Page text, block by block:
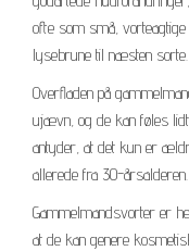
ofte som små,
lysebrune til næsten sorte.
Overfladen på
ujævn, og de kan føles
antyder, at det kun er
allerede fra 30-årsalderen.
Gammelmandsvorter er
at de kan genere